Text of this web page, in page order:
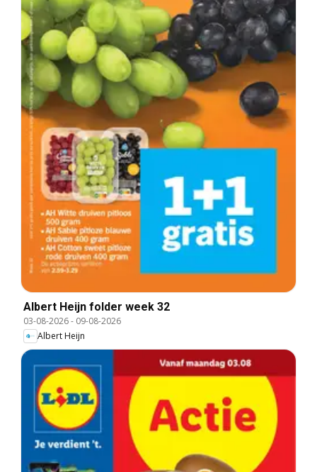
Albert Heijn folder week 32
03-08-2026- 09-08-2026
Albert Heijn